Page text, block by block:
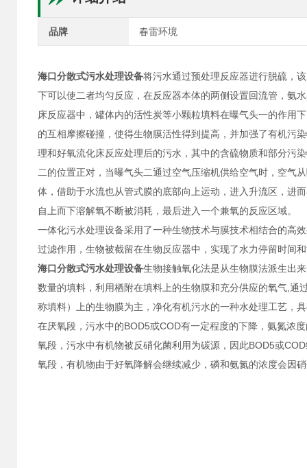
品牌 春雷环境
海口分散式污水处理设备将污水通过预处理反应器进行脱硫，
下可以使二者均匀反应，在反应器本体的两侧设置回流管，氨
床反应器中，罐体内的活性炭等小颗粒填料在曝气头一的作用
的互相摩擦碰撞，使得生物膜活性得到提高，并加强了有机污
理和好氧流化床反应处理后的污水，其中的含硫物质和部分污
二的位置正对，当曝气头二通过空气压缩机供给空气时，空气
体，借助于水流也从管式膜的底部向上运动，进入升流区，进
自上而下溶解氧不断被消耗，最后进入一个兼氧的反应区域。
一体化污水处理设备采用了一种生物技术与膜技术相结合的高
过滤作用，生物被截留在生物反应器中，实现了水力停留时间
海口分散式污水处理设备生物接触氧化法是从生物膜法派生出
数量的填料，利用栖附在填料上的生物膜和充分供应的氧气,
称填料）上的生物膜为主，净化有机污水的一种水处理工艺，
在厌氧段，污水中的BOD5或COD有一定程度的下降，氨氮浓
氧段，污水中有机物被反硝化菌利用为碳源，因此BOD5或
氧段，有机物由于好氧降解会继续减少，磷和氨氮的浓度会因